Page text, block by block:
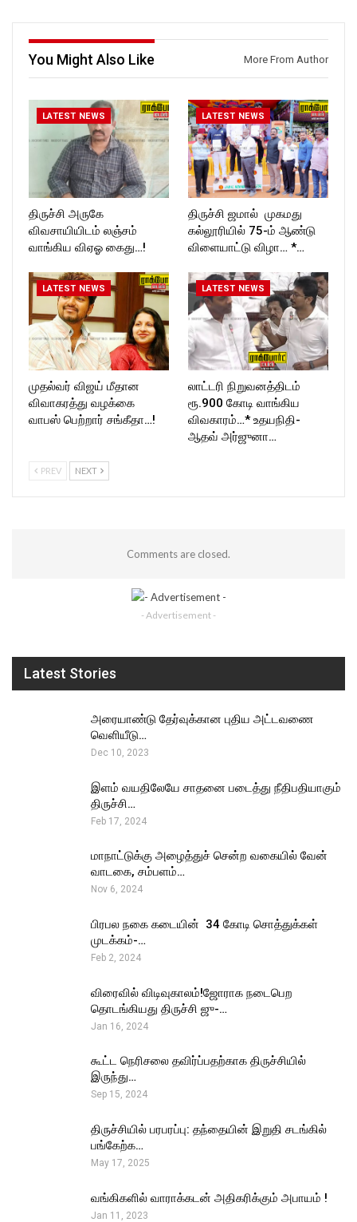
Follow us on:
https://twitter.com/ROCKFOR
T_TIMESC
You Might Also Like More From Author
LATEST NEWS
திருச்சி அருகே
விவசாயியிடம் லஞ்சம்
வாங்கிய விஏஓ கைது…!
LATEST NEWS
திருச்சி ஜமால் முகமது
கல்லூரியில் 75-ம் ஆண்டு
விளையாட்டு விழா… *…
LATEST NEWS
முதல்வர் விஜய் மீதான
விவாகரத்து வழக்கை
வாபஸ் பெற்றார் சங்கீதா…!
LATEST NEWS
லாட்டரி நிறுவனத்திடம்
ரூ.900 கோடி வாங்கிய
விவகாரம்…* உதயநிதி-
ஆதவ் அர்ஜுனா…
PREV NEXT
Comments are closed.
- Advertisement -
Latest Stories
அரையாண்டு தேர்வுக்கான புதிய அட்டவணை
வெளியீடு…
Dec 10, 2023
இளம் வயதிலேயே சாதனை படைத்து நீதிபதியாகும்
திருச்சி…
Feb 17, 2024
மாநாட்டுக்கு அழைத்துச் சென்ற வகையில் வேன்
வாடகை, சம்பளம்…
Nov 6, 2024
பிரபல நகை கடையின் ₹ 34 கோடி சொத்துக்கள்
முடக்கம்-…
Feb 2, 2024
விரைவில் விடிவுகாலம்!ஜோராக நடைபெற
தொடங்கியது திருச்சி ஜு-…
Jan 16, 2024
கூட்ட நெரிசலை தவிர்ப்பதற்காக திருச்சியில்
இருந்து…
Sep 15, 2024
திருச்சியில் பரபரப்பு: தந்தையின் இறுதி சடங்கில்
பங்கேற்க…
May 17, 2025
வங்கிகளில் வாராக்கடன் அதிகரிக்கும் அபாயம் !
Jan 11, 2023